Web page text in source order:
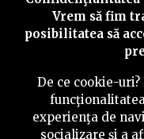
Vrem să fim
posibilitatea să
De ce cookie-
experienţa de
socializare şi a